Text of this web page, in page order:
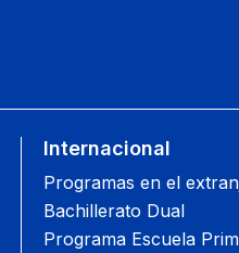
Internacional
Programas en el
Bachillerato Dual
Programa Escuela